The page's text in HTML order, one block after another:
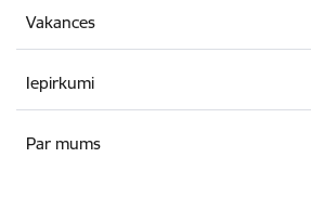
Vakances
Iepirkumi
Par mums